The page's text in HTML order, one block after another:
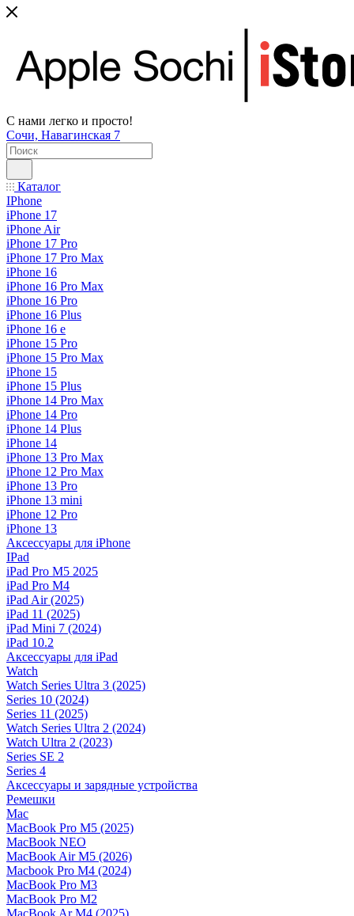
С нами легко и просто!
Сочи, Навагинская 7
Каталог
IPhone
iPhone 17
iPhone Air
iPhone 17 Pro
iPhone 17 Pro Max
iPhone 16
iPhone 16 Pro Max
iPhone 16 Pro
iPhone 16 Plus
iPhone 16 e
iPhone 15 Pro
iPhone 15 Pro Max
iPhone 15
iPhone 15 Plus
iPhone 14 Pro Max
iPhone 14 Pro
iPhone 14 Plus
iPhone 14
iPhone 13 Pro Max
iPhone 12 Pro Max
iPhone 13 Pro
iPhone 13 mini
iPhone 12 Pro
iPhone 13
Аксессуары для iPhone
IPad
iPad Pro M5 2025
iPad Pro M4
iPad Air (2025)
iPad 11 (2025)
iPad Mini 7 (2024)
iPad 10.2
Аксессуары для iPad
Watch
Watch Series Ultra 3 (2025)
Series 10 (2024)
Series 11 (2025)
Watch Series Ultra 2 (2024)
Watch Ultra 2 (2023)
Series SE 2
Series 4
Аксессуары и зарядные устройства
Ремешки
Mac
MacBook Pro M5 (2025)
MacBook NEO
MacBook Air M5 (2026)
Macbook Pro M4 (2024)
MacBook Pro M3
MacBook Pro M2
MacBook Ar M4 (2025)